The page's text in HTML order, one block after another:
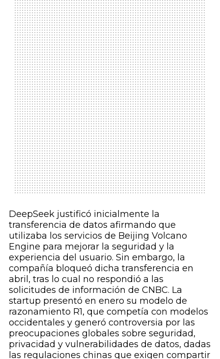
DeepSeek justificó inicialmente la
transferencia de datos afirmando que
utilizaba los servicios de Beijing Volcano
Engine para mejorar la seguridad y la
experiencia del usuario. Sin embargo, la
compañía bloqueó dicha transferencia en
abril, tras lo cual no respondió a las
solicitudes de información de CNBC. La
startup presentó en enero su modelo de
razonamiento R1, que competía con modelos
occidentales y generó controversia por las
preocupaciones globales sobre seguridad,
privacidad y vulnerabilidades de datos, dadas
las regulaciones chinas que exigen compartir